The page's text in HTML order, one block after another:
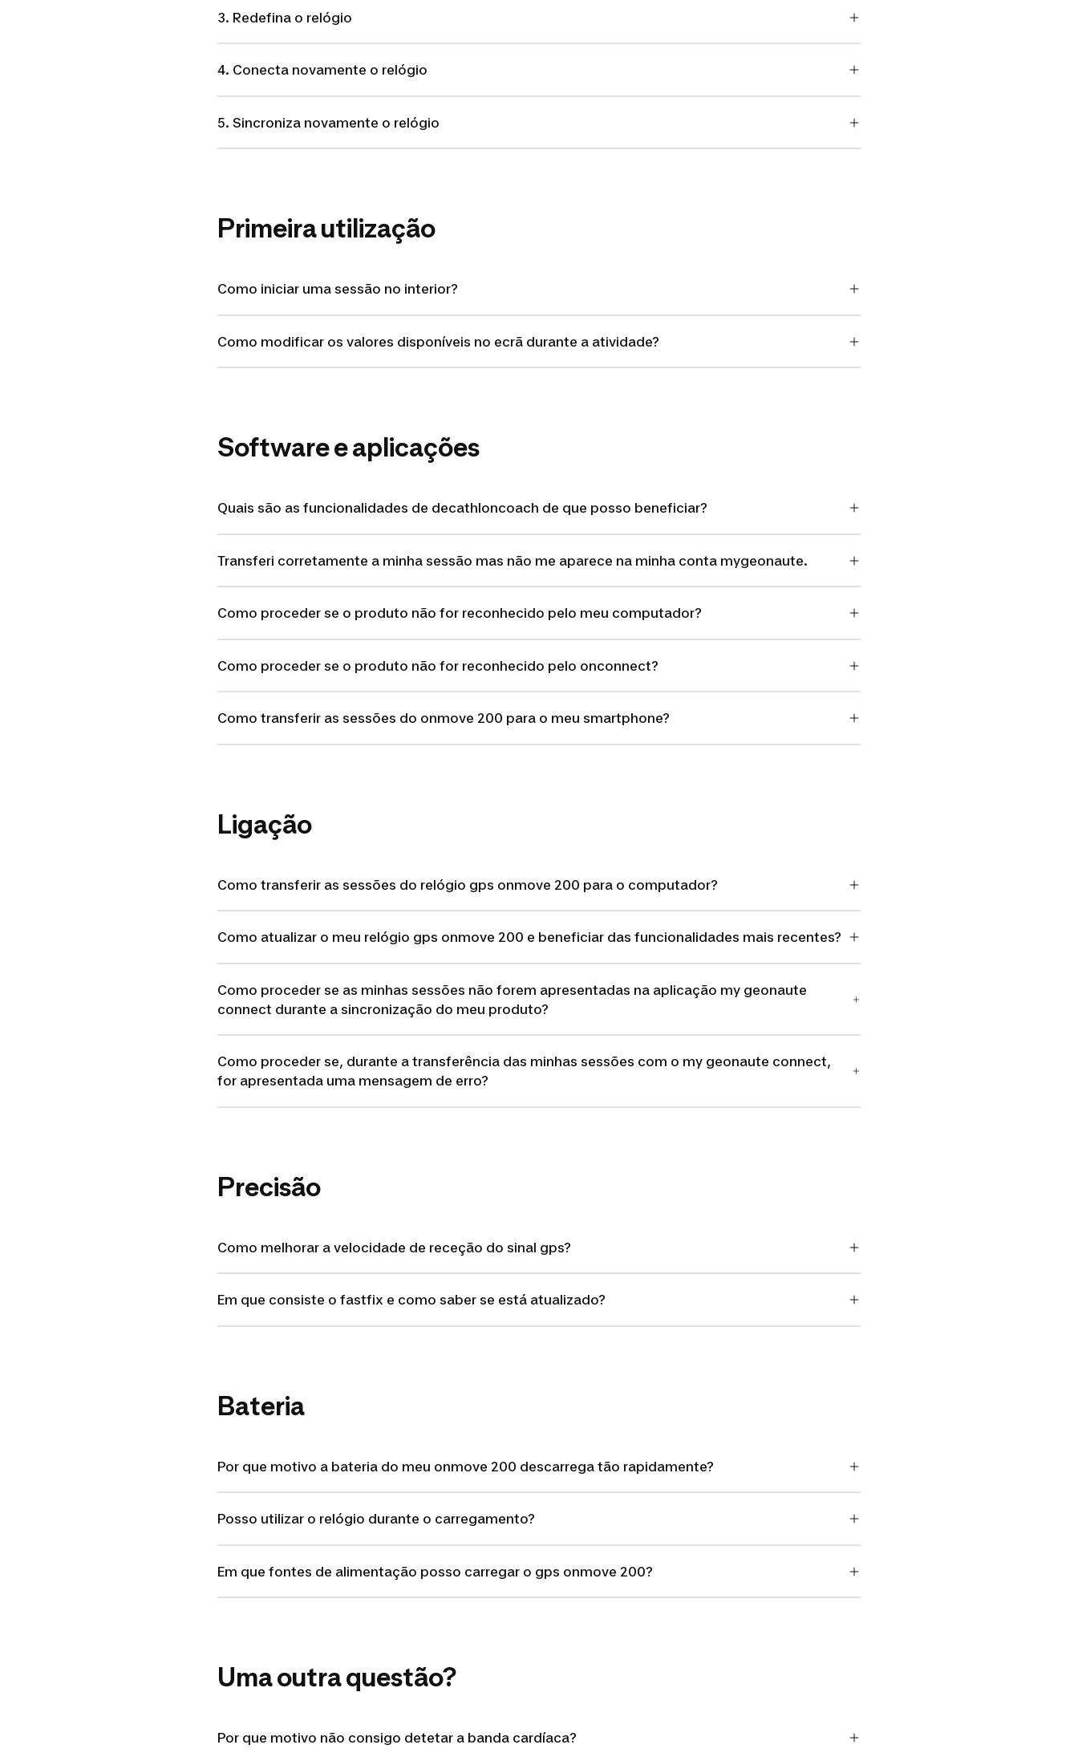
3. Redefina o relógio
4. Conecta novamente o relógio
5. Sincroniza novamente o relógio
Primeira utilização
Como iniciar uma sessão no interior?
Como modificar os valores disponíveis no ecrã durante a atividade?
Software e aplicações
Quais são as funcionalidades de decathloncoach de que posso beneficiar?
Transferi corretamente a minha sessão mas não me aparece na minha conta mygeonaute.
Como proceder se o produto não for reconhecido pelo meu computador?
Como proceder se o produto não for reconhecido pelo onconnect?
Como transferir as sessões do onmove 200 para o meu smartphone?
Ligação
Como transferir as sessões do relógio gps onmove 200 para o computador?
Como atualizar o meu relógio gps onmove 200 e beneficiar das funcionalidades mais recentes?
Como proceder se as minhas sessões não forem apresentadas na aplicação my geonaute
connect durante a sincronização do meu produto?
Como proceder se, durante a transferência das minhas sessões com o my geonaute connect,
for apresentada uma mensagem de erro?
Precisão
Como melhorar a velocidade de receção do sinal gps?
Em que consiste o fastfix e como saber se está atualizado?
Bateria
Por que motivo a bateria do meu onmove 200 descarrega tão rapidamente?
Posso utilizar o relógio durante o carregamento?
Em que fontes de alimentação posso carregar o gps onmove 200?
Uma outra questão?
Por que motivo não consigo detetar a banda cardíaca?